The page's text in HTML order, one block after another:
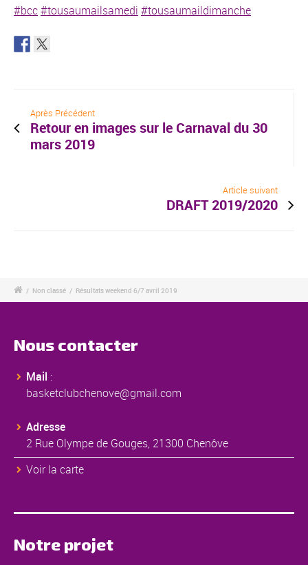
#bcc#tousaumailsamedi #tousaumaildimanche
Après Précédent
Retour en images sur le Carnaval du 30
mars 2019
Article suivant
DRAFT 2019/2020
/ Non classé / Résultats weekend 6/7 avril 2019
Nous contacter
Mail :
basketclubchenove@gmail.com
Adresse
2 Rue Olympe de Gouges, 21300 Chenôve
Voir la carte
Notre projet